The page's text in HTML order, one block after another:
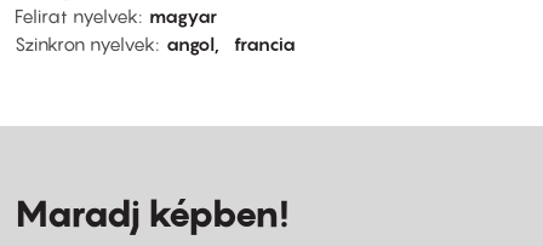
Felirat nyelvek
magyar
Szinkron nyelvek
angol francia
Maradj képben!